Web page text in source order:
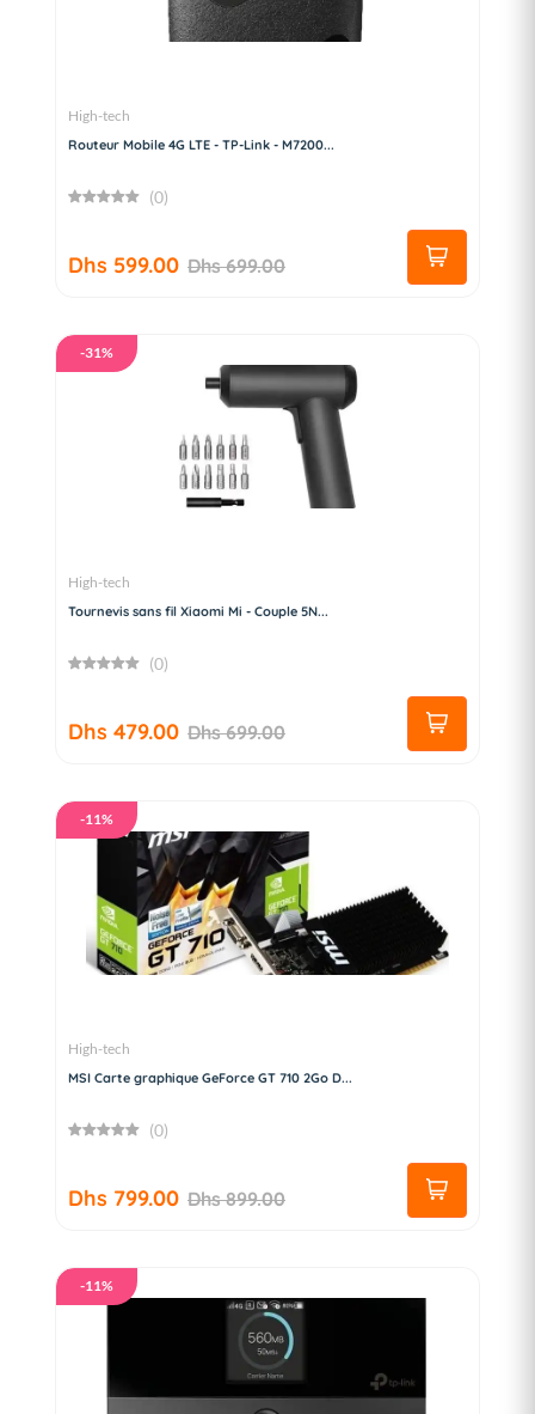
High-tech
Routeur Mobile 4G LTE - TP-Link - M7200...
(0)
Dhs 599.00 Dhs 699.00
-31%
High-tech
Tournevis sans fil Xiaomi Mi - Couple 5N...
(0)
Dhs 479.00 Dhs 699.00
-11%
High-tech
MSI Carte graphique GeForce GT 710 2Go D...
(0)
Dhs 799.00 Dhs 899.00
-11%